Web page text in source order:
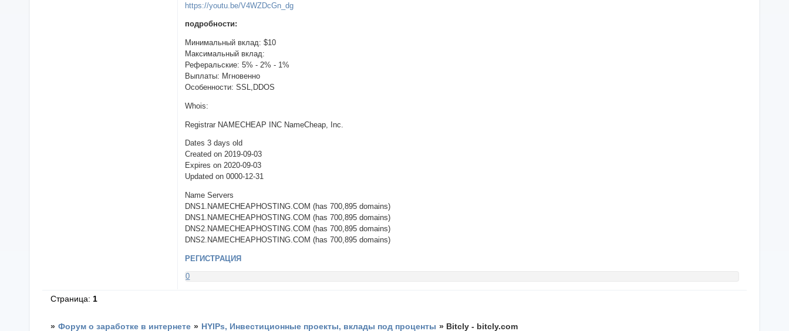
https://youtu.be/V4WZDcGn_dg
подробности:
Минимальный вклад: $10
Максимальный вклад:
Реферальские: 5% - 2% - 1%
Выплаты: Мгновенно
Особенности: SSL,DDOS
Whois:
Registrar NAMECHEAP INC NameCheap, Inc.
Dates 3 days old
Created on 2019-09-03
Expires on 2020-09-03
Updated on 0000-12-31
Name Servers
DNS1.NAMECHEAPHOSTING.COM (has 700,895 domains)
DNS1.NAMECHEAPHOSTING.COM (has 700,895 domains)
DNS2.NAMECHEAPHOSTING.COM (has 700,895 domains)
DNS2.NAMECHEAPHOSTING.COM (has 700,895 domains)
РЕГИСТРАЦИЯ
0
Страница: 1
» Форум о заработке в интернете » HYIPs, Инвестиционные проекты, вклады под проценты » Bitcly - bitcly.com